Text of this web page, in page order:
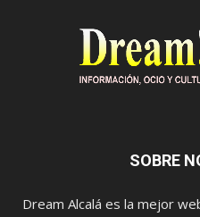
SOBRE
Dream Alcalá es la mejor